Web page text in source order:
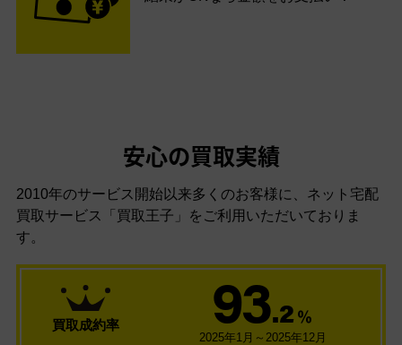
安心の買取実績
2010年のサービス開始以来多くのお客様に、 ネット宅配
買取サービス「買取王子」をご利用いただいておりま
す。
買取成約率 93.2 ％
2025年1月～2025年12月